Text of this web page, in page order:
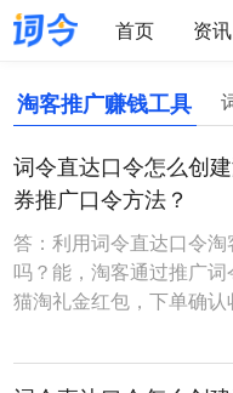
首页 资讯
淘客推广赚钱工具
词令直达口令怎么创
券推广口令方法？
答：利用词令直达口令
吗？能，淘客通过推广
猫淘礼金红包，下单确
的佣金。而词令直达口
淘客长期沉淀客户资源